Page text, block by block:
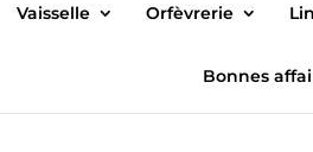
Vaisselle Orfèvrerie
Bonnes